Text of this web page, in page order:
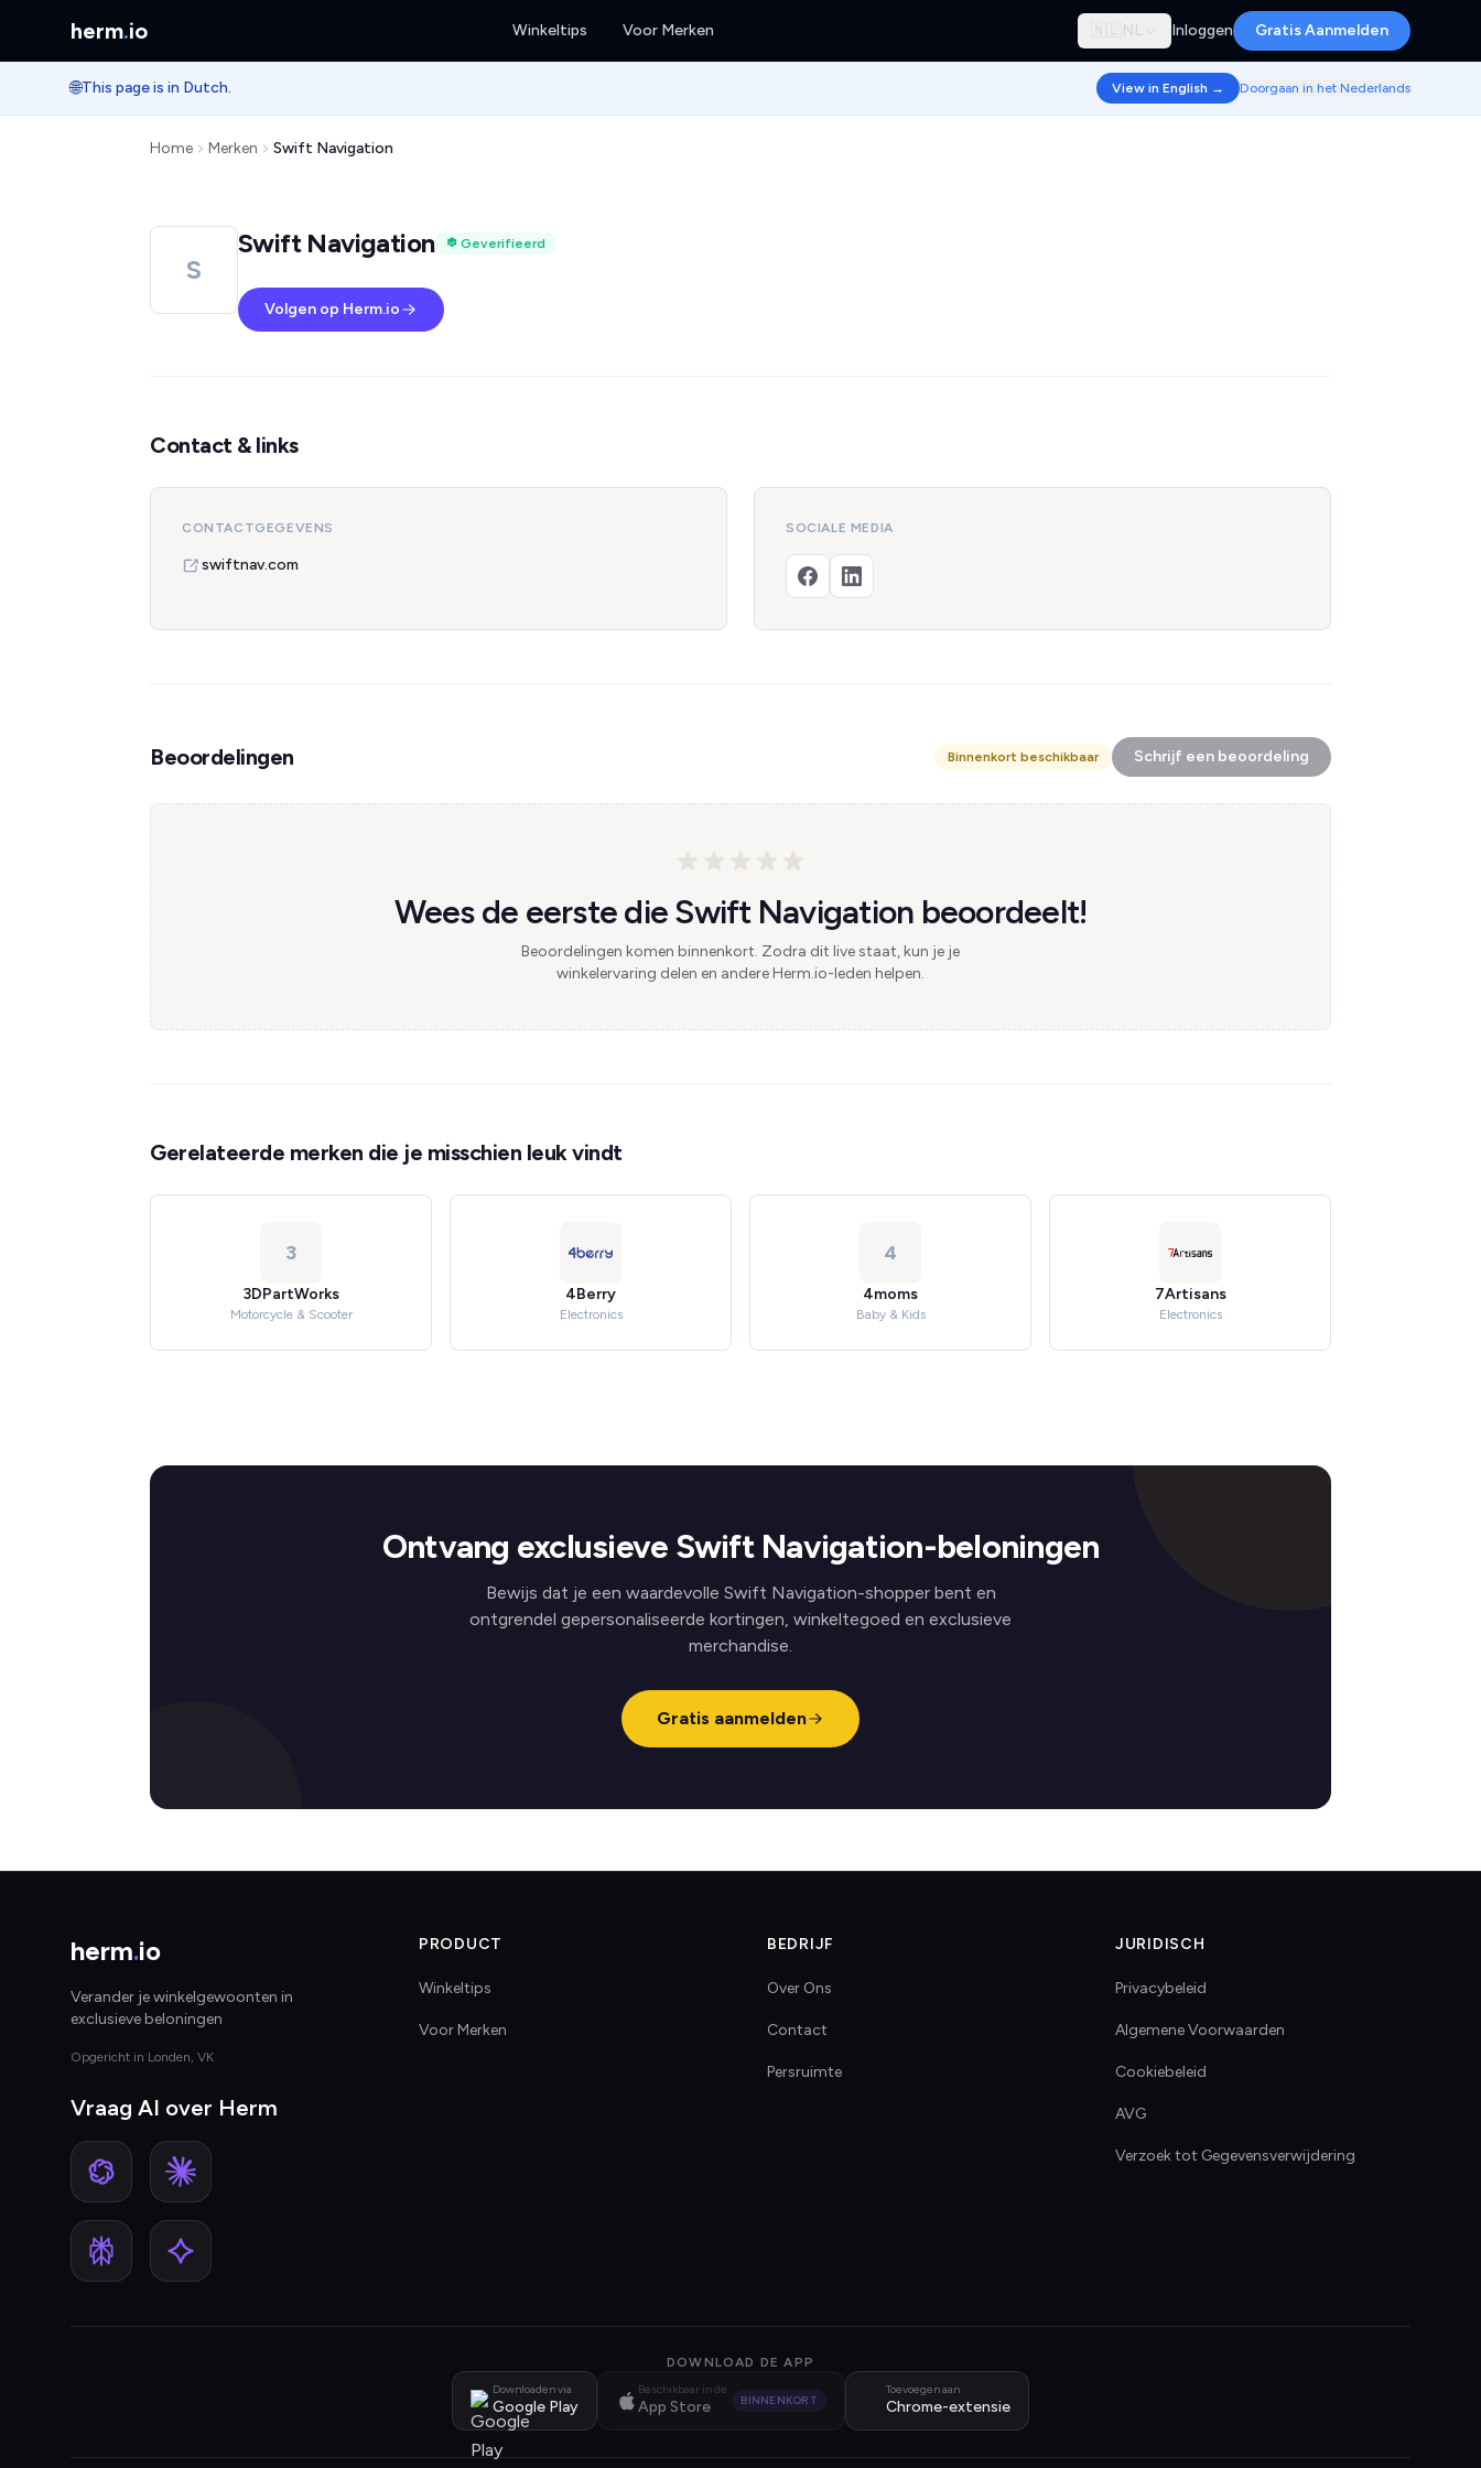
herm.io Winkeltips Voor Merken 🇳🇱 NL Inloggen Gratis Aanmelden
🌐This page is in Dutch. View in English → Doorgaan in het Nederlands
Home Merken Swift Navigation
S
Swift Navigation Geverifieerd
Volgen op Herm.io
Contact & links
CONTACTGEGEVENS
swiftnav.com
SOCIALE MEDIA
Beoordelingen Binnenkort beschikbaar Schrijf een beoordeling
Wees de eerste die Swift Navigation beoordeelt!
Beoordelingen komen binnenkort. Zodra dit live staat, kun je je
winkelervaring delen en andere Herm.io-leden helpen.
Gerelateerde merken die je misschien leuk vindt
3
3DPartWorks
Motorcycle & Scooter
4Berry
Electronics
4
4moms
Baby & Kids
7Artisans
Electronics
Ontvang exclusieve Swift Navigation-beloningen
Bewijs dat je een waardevolle Swift Navigation-shopper bent en
ontgrendel gepersonaliseerde kortingen, winkeltegoed en exclusieve
merchandise.
Gratis aanmelden
herm.io
Verander je winkelgewoonten in
exclusieve beloningen
Opgericht in Londen, VK
Vraag AI over Herm
PRODUCT
Winkeltips
Voor Merken
BEDRIJF
Over Ons
Contact
Persruimte
JURIDISCH
Privacybeleid
Algemene Voorwaarden
Cookiebeleid
AVG
Verzoek tot Gegevensverwijdering
DOWNLOAD DE APP
Downloaden via
Google Play
Beschikbaar in de
App Store BINNENKORT
Toevoegen aan
Chrome-extensie